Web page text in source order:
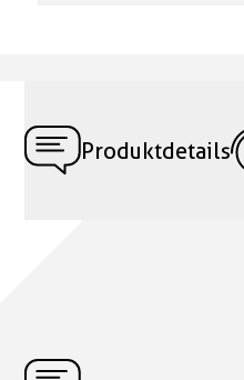
Produktdetails